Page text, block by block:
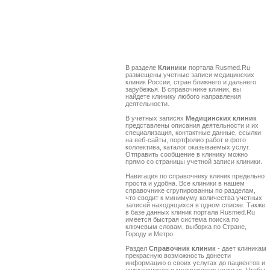
В разделе Клиники портала Rusmed.Ru
размещены учетные записи медицинских
клиник России, стран ближнего и дальнего
зарубежья. В справочнике клиник, вы
найдете клинику любого направления
деятельности.
В учетных записях Медицинских клиник
представлены описания деятельности и их
специализация, контактные данные, ссылки
на веб-сайты, портфолио работ и фото
коллектива, каталог оказываемых услуг.
Отправить сообщение в клинику можно
прямо со страницы учетной записи клиники.
Навигация по справочнику клиник предельно
проста и удобна. Все клиники в нашем
справочнике сгрупированны по разделам,
что сводит к минимуму количества учетных
записей находящихся в одном списке. Также
в базе данных клиник портала Rusmed.Ru
имеется быстрая система поиска по
ключевым словам, выборка по Стране,
Городу и Метро.
Раздел Справочник клиник - дает клиникам
прекрасную возможность донести
информацию о своих услугах до пациентов и